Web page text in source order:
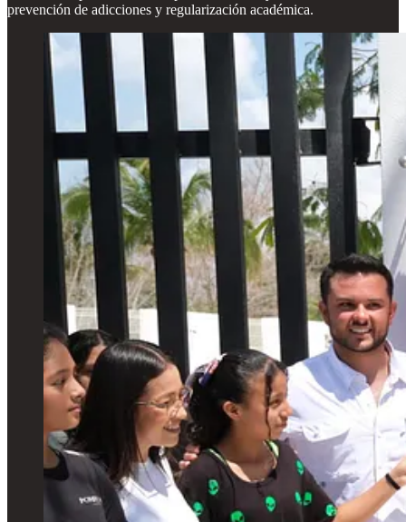
prevención de adicciones y regularización académica.